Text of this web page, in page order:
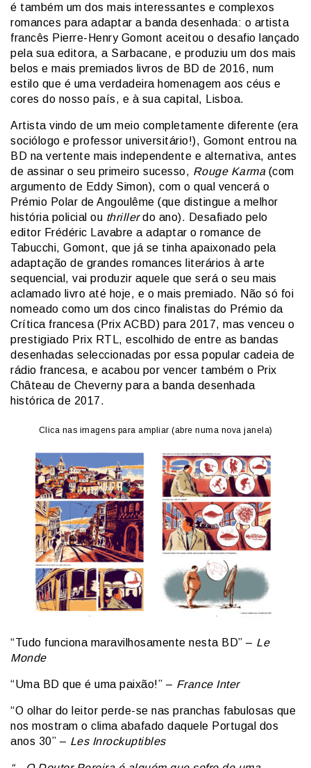
é também um dos mais interessantes e complexos
romances para adaptar a banda desenhada: o artista
francês Pierre-Henry Gomont aceitou o desafio lançado
pela sua editora, a Sarbacane, e produziu um dos mais
belos e mais premiados livros de BD de 2016, num
estilo que é uma verdadeira homenagem aos céus e
cores do nosso país, e à sua capital, Lisboa.
Artista vindo de um meio completamente diferente (era
sociólogo e professor universitário!), Gomont entrou na
BD na vertente mais independente e alternativa, antes
de assinar o seu primeiro sucesso, Rouge Karma (com
argumento de Eddy Simon), com o qual vencerá o
Prémio Polar de Angoulême (que distingue a melhor
história policial ou thrillerdo ano). Desafiado pelo
editor Frédéric Lavabre a adaptar o romance de
Tabucchi, Gomont, que já se tinha apaixonado pela
adaptação de grandes romances literários à arte
sequencial, vai produzir aquele que será o seu mais
aclamado livro até hoje, e o mais premiado. Não só foi
nomeado como um dos cinco finalistas do Prémio da
Crítica francesa (Prix ACBD) para 2017, mas venceu o
prestigiado Prix RTL, escolhido de entre as bandas
desenhadas seleccionadas por essa popular cadeia de
rádio francesa, e acabou por vencer também o Prix
Château de Cheverny para a banda desenhada
histórica de 2017.
Clica nas imagens para ampliar (abre numa nova janela)
“Tudo funciona maravilhosamente nesta BD” – Le
Monde
“Uma BD que é uma paixão!” – France Inter
“O olhar do leitor perde-se nas pranchas fabulosas que
nos mostram o clima abafado daquele Portugal dos
anos 30” – Les Inrockuptibles